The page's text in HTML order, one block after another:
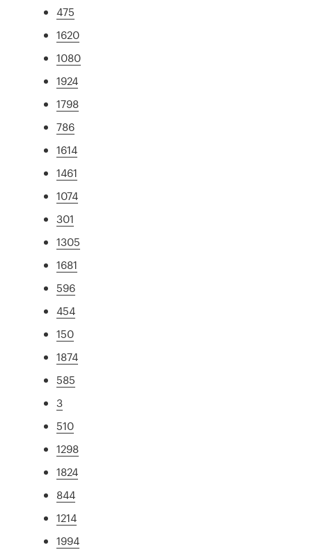
475
1620
1080
1924
1798
786
1614
1461
1074
301
1305
1681
596
454
150
1874
585
3
510
1298
1824
844
1214
1994